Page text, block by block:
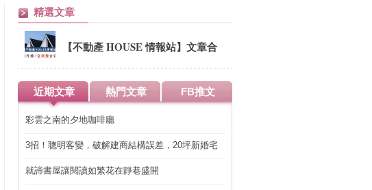
精選文章
【不動產 HOUSE 情報站】文章合
併公告
近期文章 熱門文章 FB推文
彩雲之南的夕地咖啡廳
3招！聰明客變，破解建商結構誤差，20坪新婚宅
就諦書屋讓閱讀如繁花在靜巷盛開